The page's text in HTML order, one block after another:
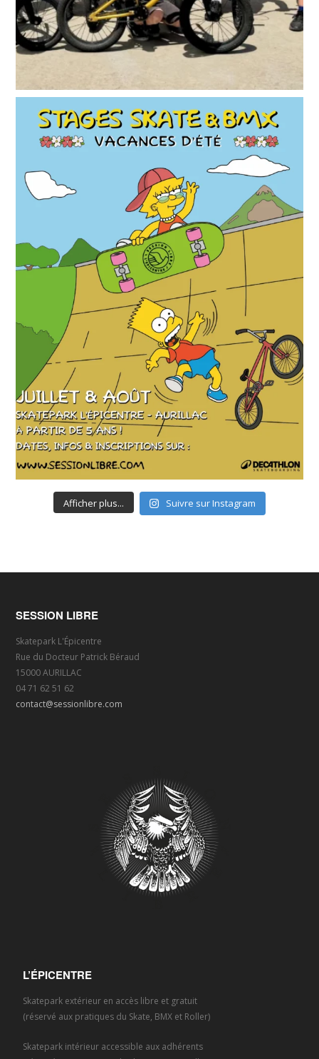
Afficher plus... Suivre sur Instagram
SESSION LIBRE
Skatepark L'Épicentre
Rue du Docteur Patrick Béraud
15000 AURILLAC
04 71 62 51 62
contact@sessionlibre.com
L’ÉPICENTRE
Skatepark extérieur en accès libre et gratuit
(réservé aux pratiques du Skate, BMX et Roller)
Skatepark intérieur accessible aux adhérents